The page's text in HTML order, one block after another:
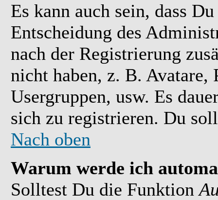
Es kann auch sein, dass
Entscheidung des
nach der Registrierung
nicht haben, z. B.
Usergruppen, usw. Es
sich zu registrieren. Du
Nach oben
Warum werde ich
Solltest Du die Funktion